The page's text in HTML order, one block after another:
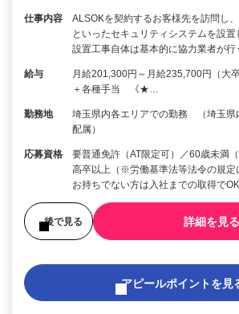
仕事内容
ALSOKを契約するお客様先を訪問し
といったセキュリティシステムを設置
設置工事自体は基本的に協力業者が
給与
月給201,300円～月給235,700円（大
＋各種手当 《★…
勤務地
埼玉県内各エリアでの勤務 （埼玉県
配属）
応募資格
要普通免許（AT限定可）／60歳未満
高卒以上（※労働基準法等法令の規
お持ちでない方は入社までの取得でOK
後で見る 詳細を見る
アピールポイントを見